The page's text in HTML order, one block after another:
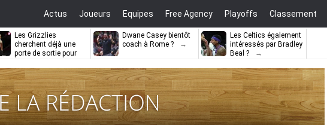
Actus Joueurs Equipes Free Agency Playoffs Classement
Les Grizzlies
cherchent déjà une
porte de sortie pour
Dwane Casey bientôt
coach à Rome ?
Les Celtics également
intéressés par Bradley
Beal ?